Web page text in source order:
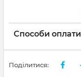
Способи оплати
Поділитися: